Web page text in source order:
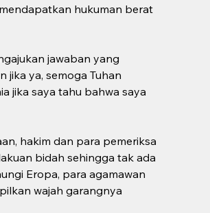
hukuman berat
jawaban yang
jika ya, semoga Tuhan
jika saya tahu bahwa saya
hakim dan para pemeriksa
bidah sehingga tak ada
Eropa, para agamawan
wajah garangnya